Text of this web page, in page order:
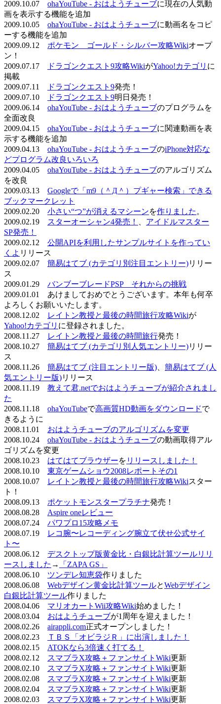
2009.10.07 ohaYouTube - おはようチューブに現在の人気動
画を表示する機能を追加
2009.10.05 ohaYouTube - おはようチューブに動画名をコピ
ーする機能を追加
2009.09.12 ポケモン ゴールド・シルバー攻略Wikiオープ
ン！
2009.07.17
ドラゴンクエスト9攻略WikiがYahoo!カテゴリ に
掲載
2009.07.11
ドラゴンクエスト9発売！
2009.07.10
ドラゴンクエスト9明日発売！
2009.06.14 ohaYouTube - おはようチューブのプログラムを
全面改良
2009.04.15 ohaYouTube - おはようチューブに関連動画を表
示する機能を追加
2009.04.13 ohaYouTube - おはようチューブのiPhone対応な
どプログラム改良いろいろ
2009.04.05 ohaYouTube - おはようチューブのアルゴリズム
を改良
2009.03.13 Googleで「m9（＾Д＾）プギャー検索」できる
ブックマークレット
2009.02.20 小さい“つ”が消えるマシーンを作りました 。
2009.02.19
スターオーシャン4発売！
アイドルマスター
SP発売！
2009.02.12 公開APIを利用したサンプルサイトを作ってい
くよ リリース
2009.02.07 簡易はてブ (カテゴリ別注目エントリー)リリー
ス
2009.01.29 バンブーブレードPSP それからの挑戦
2009.01.01 あけましておめでとうございます。本年も何卒
よろしくお願いいたします。
2008.12.02
レイトン教授と最後の時間旅行攻略Wikiが
Yahoo!カテゴリ に登録されました。
2008.11.27
レイトン教授と最後の時間旅行発売！
2008.10.27 簡易はてブ (カテゴリ別人気エントリー)リリー
ス
2008.11.26 簡易はてブ (注目エントリー版)
簡易はてブ (人
気エントリー版)リリース
2008.11.19 教えて君.netでおはようチューブが紹介されまし
た
2008.11.18 ohaYouTubeで高画質HD動画をダウンロードで
きるように
2008.11.01 おはようチューブのアルゴリズムを変更
2008.10.24 ohaYouTube - おはようチューブの動画取得アル
ゴリズムを変更
2008.10.23 はてはてブラウザーを リリースしました！
2008.10.10 東京ゲームショウ2008レポートその1
2008.10.07
レイトン教授と最後の時間旅行攻略Wikiスター
ト！
2008.09.13 ポケットモンスタープラチナ発売！
2008.08.28 Aspire oneレビュー
2008.07.24 パワプロ15攻略メモ
2008.07.19
レコ腕〜レコーディング腕立て伏せ公式サイ
ト〜
2008.06.12 デスクトップ版黄金比・白銀比計算ツールリリ
ースしました →
「ZAPA GS」
2008.06.10 ツンデレ知恵袋作りました
2008.06.08 Webデザイン黄金比計算ツールとWebデザイン
白銀比計算ツール作りました
2008.04.06 マリオカートWii攻略Wiki始めました！
2008.03.04 おはようチューブが1周年を迎えました！
2008.02.26 airappli.com正式オープンしました！
2008.02.23
ＴＢＳ「オビラジＲ」に出演しました！
2008.02.15 ATOKなら3倍速く打てる！
2008.02.12
スマブラX攻略＋ファンサイトWiki更新
2008.02.10
スマブラX攻略＋ファンサイトWiki更新
2008.02.08
スマブラX攻略＋ファンサイトWiki更新
2008.02.04
スマブラX攻略＋ファンサイトWiki更新
2008.02.03
スマブラX攻略＋ファンサイトWiki更新